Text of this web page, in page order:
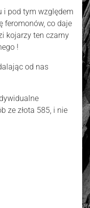
i pod tym względem
feromonów, co daje
kojarzy ten czarny
!
od nas
ze złota 585, i nie